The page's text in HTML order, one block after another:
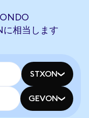
に相当します
STXON
GEVON